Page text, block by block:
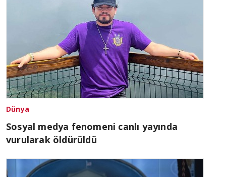
Dünya
Sosyal medya fenomeni canlı yayında
vurularak öldürüldü